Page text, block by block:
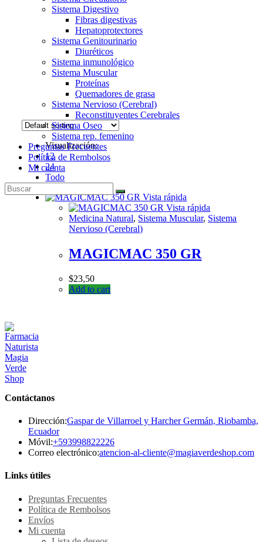
Sistema Digestivo
Fibras digestivas
Hepatoprotectores
Sistema Genitourinario
Diuréticos
Sistema inmunológico
Sistema Muscular
Proteínas
Quemadores de grasa
Sistema Nervioso (Cerebral)
Reconstituyentes Cerebrales
Sistema Oseo
Sistema rep. femenino
Preguntas Frecuentes
Política de Rembolsos
Mi cuenta
Visualización:
12
24
Todo
Vista rápida
Vista rápida
Medicina Natural, Sistema Muscular, Sistema
Nervioso (Cerebral)
MAGICMAC 350 GR
$23,50
Add to cart
Contáctanos
Dirección:Gaspar de Villarroel y Harcher Germán, Riobamba,
Ecuador
Móvil:+593998822226Se
abre
Correo electrónico:atencion-al-cliente@magiaverdeshop.comSe
Links útiles
Preguntas Frecuentes
Política de Rembolsos
Envíos
Mi cuenta